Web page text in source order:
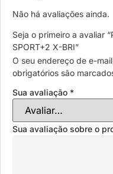
Não há avaliações ainda.
Seja o primeiro a avaliar
SPORT+2 X-BRI”
O seu endereço de e-
obrigatórios são
Sua avaliação *
Sua avaliação sobre o